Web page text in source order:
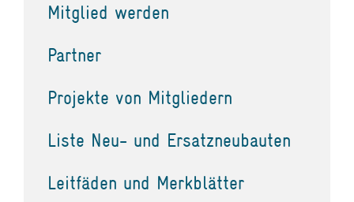
Mitglied werden
Partner
Projekte von Mitgliedern
Liste Neu- und Ersatzneubauten
Leitfäden und Merkblätter